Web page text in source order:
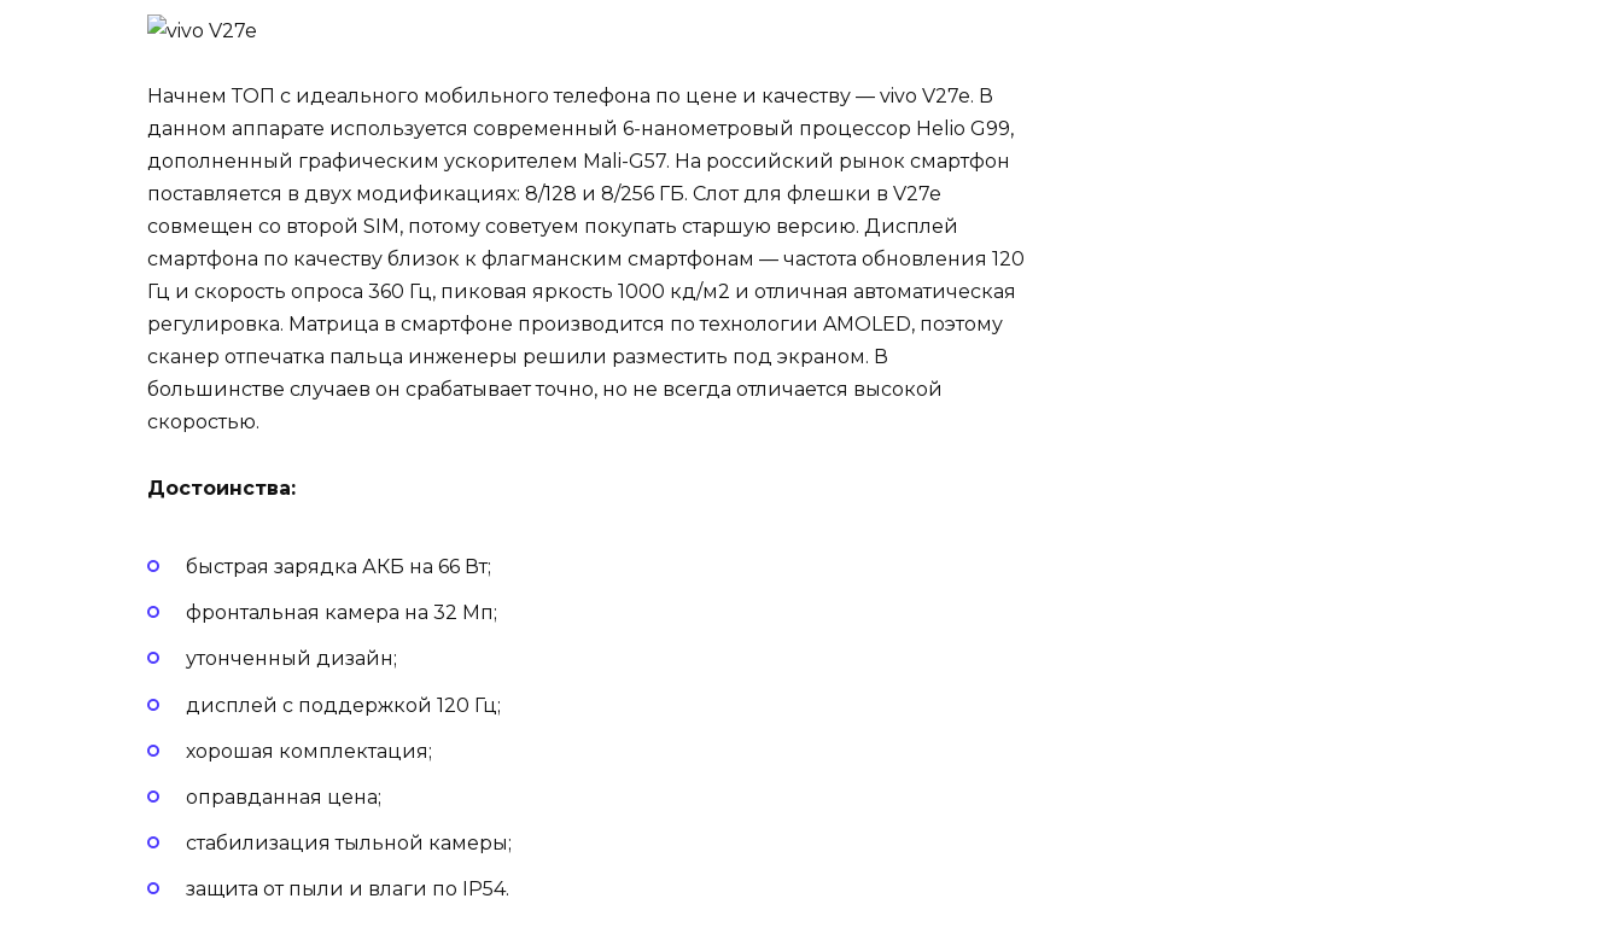
Начнем ТОП с идеального мобильного телефона по цене и качеству — vivo V27e. В
данном аппарате используется современный 6-нанометровый процессор Helio G99,
дополненный графическим ускорителем Mali-G57. На российский рынок смартфон
поставляется в двух модификациях: 8/128 и 8/256 ГБ. Слот для флешки в V27e
совмещен со второй SIM, потому советуем покупать старшую версию. Дисплей
смартфона по качеству близок к флагманским смартфонам — частота обновления 120
Гц и скорость опроса 360 Гц, пиковая яркость 1000 кд/м2 и отличная автоматическая
регулировка. Матрица в смартфоне производится по технологии AMOLED, поэтому
сканер отпечатка пальца инженеры решили разместить под экраном. В
большинстве случаев он срабатывает точно, но не всегда отличается высокой
скоростью.
Достоинства:
быстрая зарядка АКБ на 66 Вт;
фронтальная камера на 32 Мп;
утонченный дизайн;
дисплей с поддержкой 120 Гц;
хорошая комплектация;
оправданная цена;
стабилизация тыльной камеры;
защита от пыли и влаги по IP54.